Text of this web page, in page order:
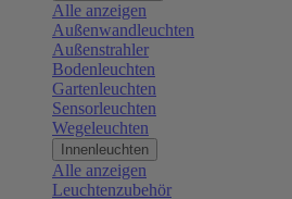
Alle anzeigen
Außenwandleuchten
Außenstrahler
Bodenleuchten
Gartenleuchten
Sensorleuchten
Wegeleuchten
Innenleuchten
Alle anzeigen
Leuchtenzubehör